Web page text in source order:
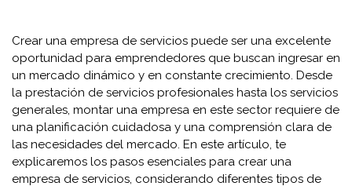
Crear una empresa de servicios puede ser una excelente
oportunidad para emprendedores que buscan ingresar en
un mercado dinámico y en constante crecimiento. Desde
la prestación de servicios profesionales hasta los servicios
generales, montar una empresa en este sector requiere de
una planificación cuidadosa y una comprensión clara de
las necesidades del mercado. En este artículo, te
explicaremos los pasos esenciales para crear una
empresa de servicios, considerando diferentes tipos de